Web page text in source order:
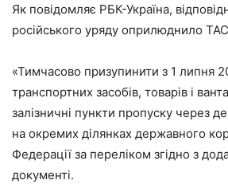
Як повідомляє РБК-Україна,
російського уряду оприлюднило
«Тимчасово призупинити з 1 липня
транспортних засобів, товарів і
залізничні пункти пропуску через
на окремих ділянках державного
Федерації за переліком згідно з
документі.